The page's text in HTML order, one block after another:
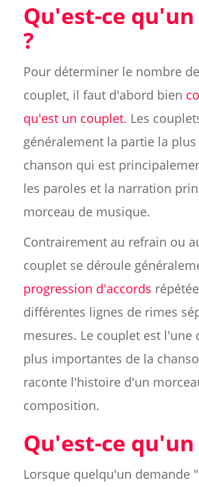
Qu'est-ce
?
Pour déterminer le nombre
couplet, il faut d'abord bien
qu'est un couplet. Les
généralement la partie la
chanson qui est
les paroles et la narration
morceau de musique.
Contrairement au refrain ou
couplet se déroule
progression d'accords
différentes lignes de rimes
mesures. Le couplet est l'une
plus importantes de la
raconte l'histoire d'un
composition.
Qu'est-ce qu'un
Lorsque quelqu'un demande